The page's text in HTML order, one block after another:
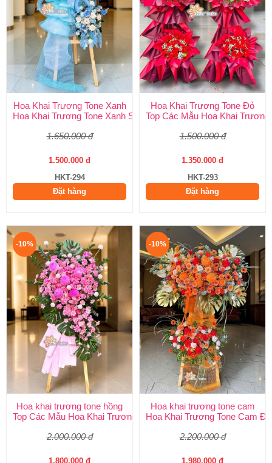
Hoa Khai Trương Tone Xanh
Hoa Khai Trương Tone Xanh Sang Trọng, Độc Đáo | Shop Hoa
1.650.000 đ
1.500.000 đ
HKT-294
Đặt hàng
Hoa Khai Trương Tone Đỏ
Top Các Mẫu Hoa Khai
1.500.000 đ
1.350.000 đ
HKT-293
Đặt hàng
-10%
Hoa khai trương tone hồng
Top Các Mẫu Hoa Khai Trương Tone Hồng Đẹp, Sang Trọng,
2.000.000 đ
1.800.000 đ
-10%
Hoa khai trương tone cam
Hoa Khai Trương Tone Cam
2.200.000 đ
1.980.000 đ